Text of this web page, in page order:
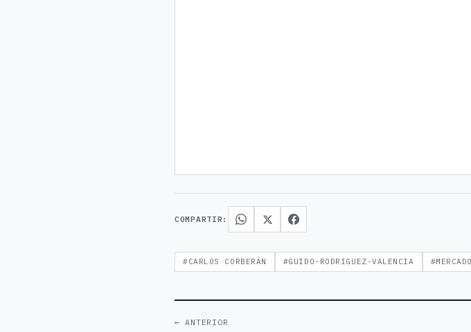
COMPARTIR:
#CARLOS CORBERÁN #GUIDO-RODRIGUEZ-VALENCIA
← ANTERIOR